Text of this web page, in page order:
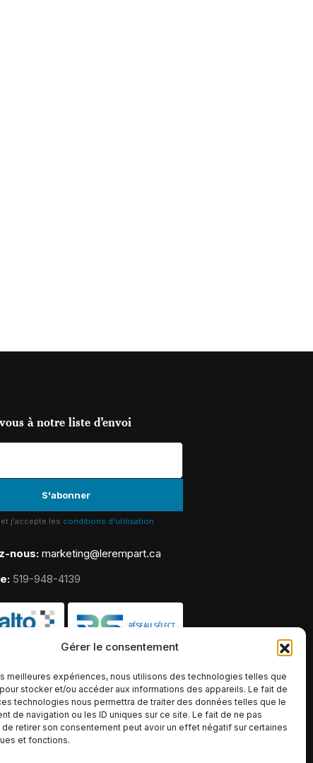
Gérer le consentement
meilleures expériences, nous utilisons des technologies telles que
stocker et/ou accéder aux informations des appareils. Le fait de
technologies nous permettra de traiter des données telles que le
de navigation ou les ID uniques sur ce site. Le fait de ne pas
de retirer son consentement peut avoir un effet négatif sur certaines
et fonctions.
à notre liste d’envoi
j'accepte les conditions d'utilisation
nous: marketing@lerempart.ca
519-948-4139